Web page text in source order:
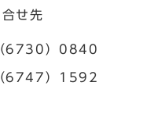
せ先
6730）0840
6747）1592